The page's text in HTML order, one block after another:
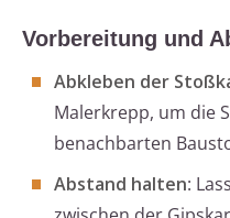
Vorbereitung und
Abkleben der
Malerkrepp, um die
benachbarten
Abstand halten: